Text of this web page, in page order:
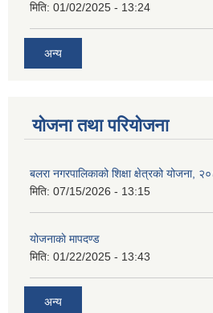
मिति: 01/02/2025 - 13:24
अन्य
योजना तथा परियोजना
बलरा नगरपालिकाको शिक्षा क्षेत्रको योजना,
मिति: 07/15/2026 - 13:15
योजनाकाे मापदण्ड
मिति: 01/22/2025 - 13:43
अन्य